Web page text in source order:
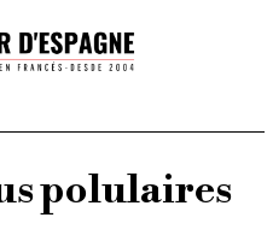
polulaires